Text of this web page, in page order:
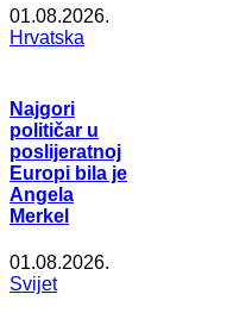
01.08.2026.
Hrvatska
Najgori
političar u
poslijeratnoj
Europi bila je
Angela
Merkel
01.08.2026.
Svijet